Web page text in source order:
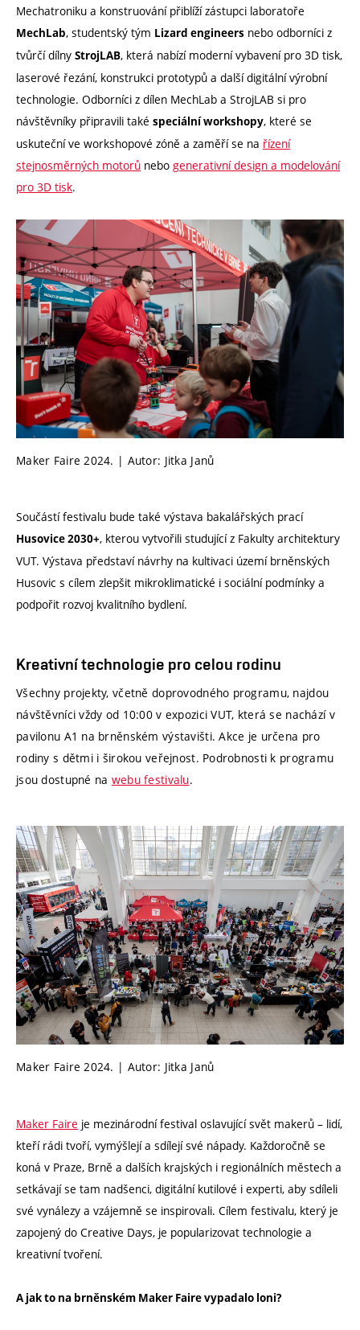
Mechatroniku a konstruování přiblíží zástupci laboratoře
MechLab, studentský tým Lizard engineers nebo odborníci z
tvůrčí dílny StrojLAB, která nabízí moderní vybavení pro 3D tisk,
laserové řezání, konstrukci prototypů a další digitální výrobní
technologie. Odborníci z dílen MechLab a StrojLAB si pro
návštěvníky připravili také speciální workshopy, které se
uskuteční ve workshopové zóně a zaměří se na řízení
stejnosměrných motorů nebo generativní design a modelování
pro 3D tisk.
Maker Faire 2024. | Autor: Jitka Janů
Součástí festivalu bude také výstava bakalářských prací
Husovice 2030+, kterou vytvořili studující z Fakulty architektury
VUT. Výstava představí návrhy na kultivaci území brněnských
Husovic s cílem zlepšit mikroklimatické i sociální podmínky a
podpořit rozvoj kvalitního bydlení.
Kreativní technologie pro celou rodinu
Všechny projekty, včetně doprovodného programu, najdou
návštěvníci vždy od 10:00 v expozici VUT, která se nachází v
pavilonu A1 na brněnském výstavišti. Akce je určena pro
rodiny s dětmi i širokou veřejnost. Podrobnosti k programu
jsou dostupné na webu festivalu.
Maker Faire 2024. | Autor: Jitka Janů
Maker Faire je mezinárodní festival oslavující svět makerů – lidí,
kteří rádi tvoří, vymýšlejí a sdílejí své nápady. Každoročně se
koná v Praze, Brně a dalších krajských i regionálních městech a
setkávají se tam nadšenci, digitální kutilové i experti, aby sdíleli
své vynálezy a vzájemně se inspirovali. Cílem festivalu, který je
zapojený do Creative Days, je popularizovat technologie a
kreativní tvoření.
A jak to na brněnském Maker Faire vypadalo loni?